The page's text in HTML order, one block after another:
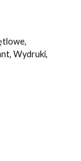
,
, Wydruki,